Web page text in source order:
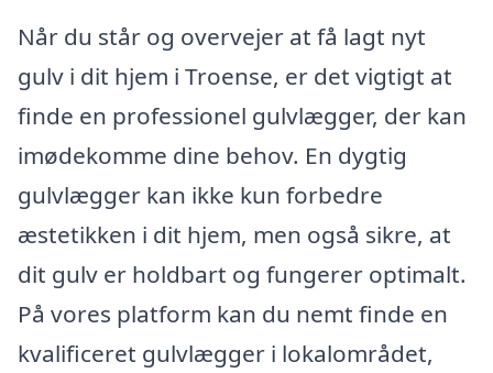
Når du står og overvejer at få lagt nyt
gulv i dit hjem i Troense, er det vigtigt at
finde en professionel gulvlægger, der kan
imødekomme dine behov. En dygtig
gulvlægger kan ikke kun forbedre
æstetikken i dit hjem, men også sikre, at
dit gulv er holdbart og fungerer optimalt.
På vores platform kan du nemt finde en
kvalificeret gulvlægger i lokalområdet,